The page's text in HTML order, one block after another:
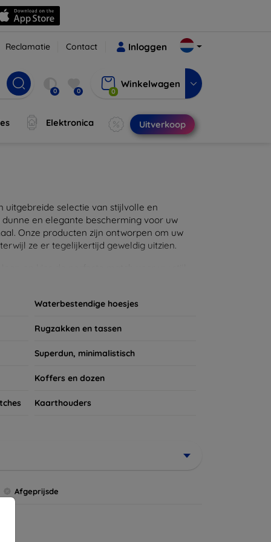
Reclamatie Contact Inloggen
0 0 0
Winkelwagen
Elektronica Uitverkoop
uitgebreide selectie van stijlvolle en
en elegante bescherming voor uw
Onze producten zijn ontworpen om uw
ze er tegelijkertijd geweldig uitzien.
te kijken voor een complete bescherming
verdient!
Waterbestendige hoesjes
Rugzakken en tassen
Superdun, minimalistisch
Koffers en dozen
Kaarthouders
Afgeprijsde